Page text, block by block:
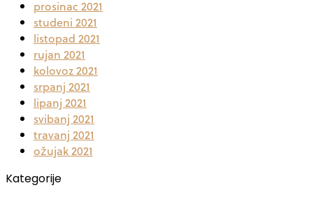
prosinac 2021
studeni 2021
listopad 2021
rujan 2021
kolovoz 2021
srpanj 2021
lipanj 2021
svibanj 2021
travanj 2021
ožujak 2021
Kategorije